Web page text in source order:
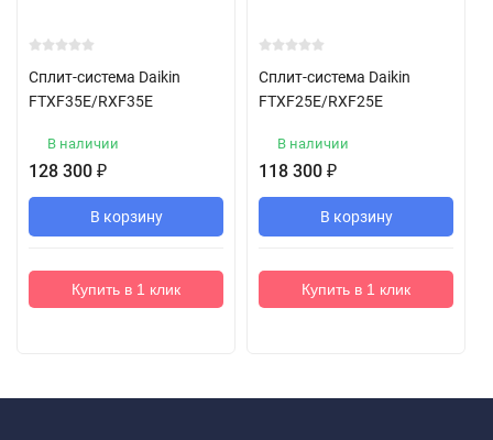
Сплит-система Daikin
FTXF35E/RXF35E
В наличии
128 300 ₽
В корзину
Купить в 1 клик
Сплит-система Daikin
FTXF25E/RXF25E
В наличии
118 300 ₽
В корзину
Купить в 1 клик